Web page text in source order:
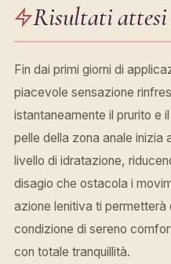
Risultati attesi
Fin dai primi giorni di
piacevole sensazione
istantaneamente il prurito e
pelle della zona anale inizia
livello di idratazione,
disagio che ostacola i
azione lenitiva ti permetterà
condizione di sereno
con totale tranquillità.